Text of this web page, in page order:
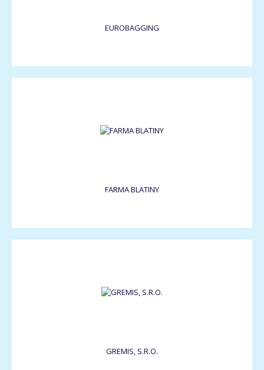
EUROBAGGING
FARMA BLATINY
GREMIS, S.R.O.